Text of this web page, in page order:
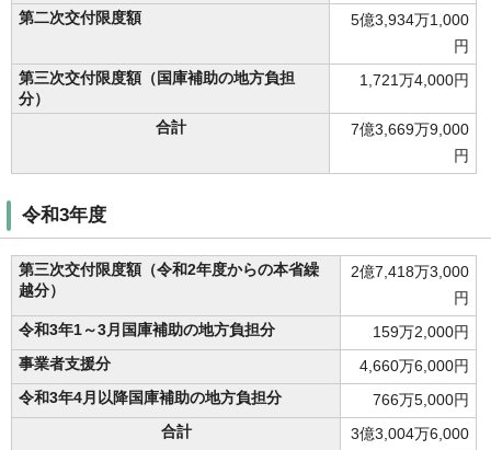
第二次交付限度額
5億3,934万1,000
円
第三次交付限度額（国庫補助の地方負担
分）
1,721万4,000円
合計
7億3,669万9,000
円
令和3年度
第三次交付限度額（令和2年度からの本省繰
越分）
2億7,418万3,000
円
令和3年1～3月国庫補助の地方負担分
159万2,000円
事業者支援分
4,660万6,000円
令和3年4月以降国庫補助の地方負担分
766万5,000円
合計
3億3,004万6,000